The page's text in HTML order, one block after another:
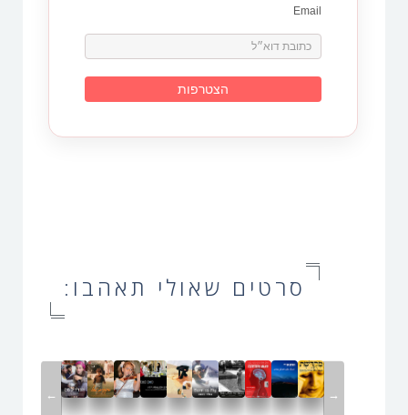
Email
סרטים שאולי תאהבו:
← →